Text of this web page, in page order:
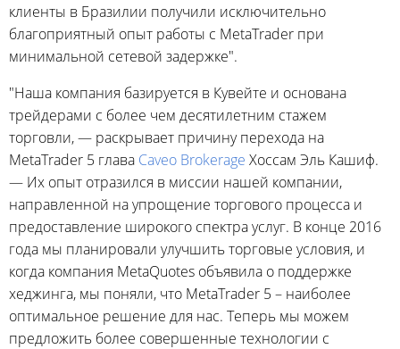
клиенты в Бразилии получили исключительно
благоприятный опыт работы с MetaTrader при
минимальной сетевой задержке".
"Наша компания базируется в Кувейте и основана
трейдерами с более чем десятилетним стажем
торговли, — раскрывает причину перехода на
MetaTrader 5 глава Caveo Brokerage Хоссам Эль Кашиф.
— Их опыт отразился в миссии нашей компании,
направленной на упрощение торгового процесса и
предоставление широкого спектра услуг. В конце 2016
года мы планировали улучшить торговые условия, и
когда компания MetaQuotes объявила о поддержке
хеджинга, мы поняли, что MetaTrader 5 – наиболее
оптимальное решение для нас. Теперь мы можем
предложить более совершенные технологии с